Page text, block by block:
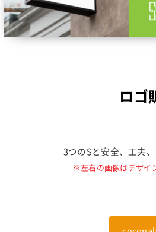
ロゴ
3つのSと安全、工夫
※左右の画像はデザイ